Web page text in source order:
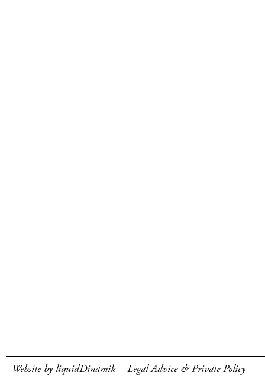
Website by liquidDinamik Legal Advice & Private Policy